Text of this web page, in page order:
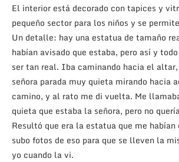
El interior está decorado con tapices y
pequeño sector para los niños y se
Un detalle: hay una estatua de tamaño
habían avisado que estaba, pero así y
ser tan real. Iba caminando hacia el
señora parada muy quieta mirando hacia
camino, y al rato me di vuelta. Me
quieta que estaba la señora, pero no
Resultó que era la estatua que me
subo fotos de eso para que se lleven la
yo cuando la vi.